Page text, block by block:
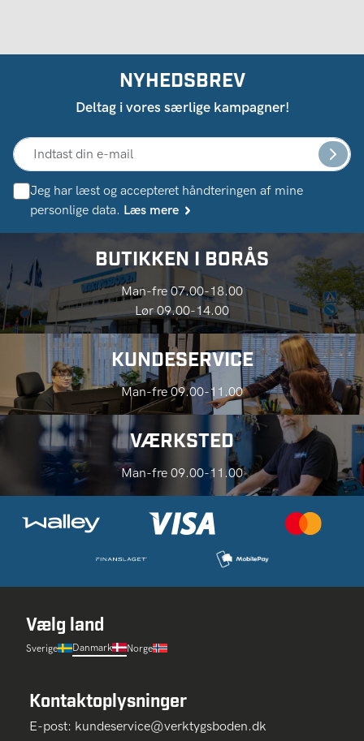
NYHEDSBREV
Deltag i vores særlige kampagner!
Jeg har læst og accepteret håndteringen af ​​mine
personlige data. Læs mere
BUTIKKEN I BORÅS
Man-fre 07.00-18.00
Lør 09.00-14.00
KUNDESERVICE
Man-fre 09.00-11.00
VÆRKSTED
Man-fre 09.00-11.00
Vælg land
Sverige Danmark Norge
Kontaktoplysninger
E-post: kundeservice@verktygsboden.dk